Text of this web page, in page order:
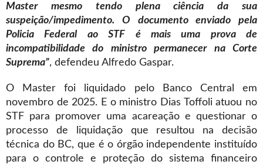
Master mesmo tendo plena ciência da sua
suspeição/impedimento. O documento enviado pela
Policia Federal ao STF é mais uma prova de
incompatibilidade do ministro permanecer na Corte
Suprema”, defendeu Alfredo Gaspar.
O Master foi liquidado pelo Banco Central em
novembro de 2025. E o ministro Dias Toffoli atuou no
STF para promover uma acareação e questionar o
processo de liquidação que resultou na decisão
técnica do BC, que é o órgão independente instituído
para o controle e proteção do sistema financeiro